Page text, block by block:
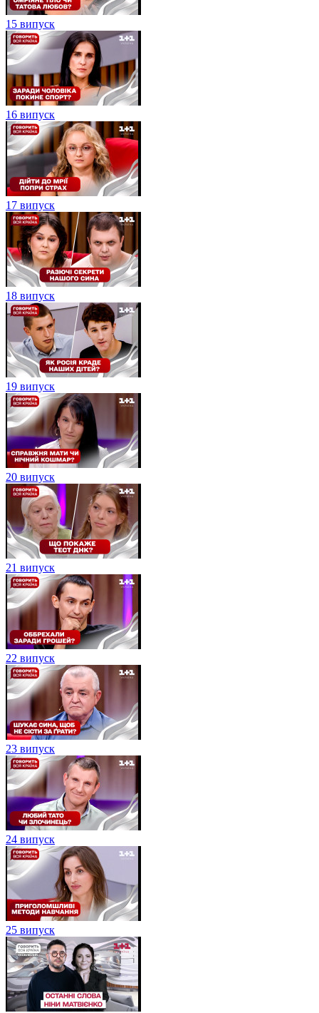
15 випуск
16 випуск
17 випуск
18 випуск
19 випуск
20 випуск
21 випуск
22 випуск
23 випуск
24 випуск
25 випуск